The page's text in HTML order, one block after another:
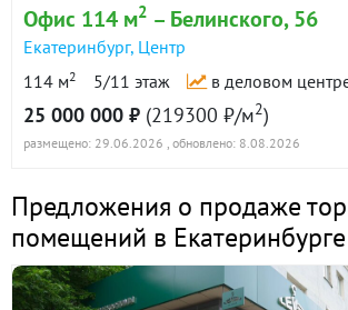
Офис 114 м2 – Белинского, 56
Екатеринбург, Центр
114 м2 5/11 этаж в деловом
25 000 000 ₽ (219300 ₽/м2)
размещено: 29.06.2026 , обновлено: 8.08.2026
Предложения о продаже
помещений в Екатеринбурге